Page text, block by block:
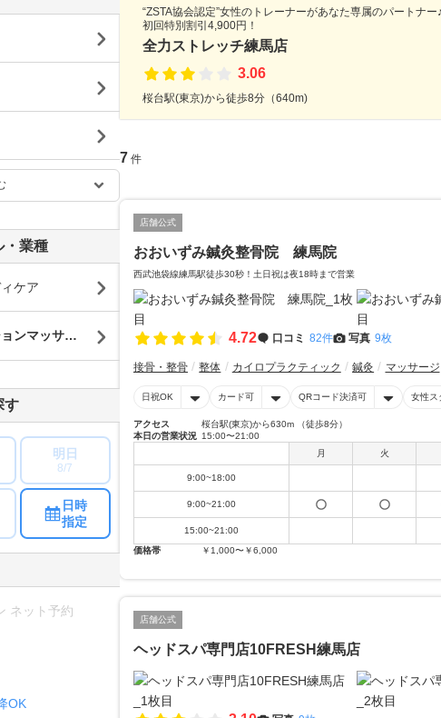
“ZSTA協会認定”女性のトレーナーがあなた専属のパートナー♪
初回特別割引4,900円！
全力ストレッチ練馬店
3.06
桜台駅(東京)から徒歩8分（640m)
7 件
店舗公式
おおいずみ鍼灸整骨院 練馬院
西武池袋線練馬駅徒歩30秒！土日祝は夜18時まで営業
4.72 口コミ 82件 写真 9枚
接骨・整骨 整体 カイロプラクティック 鍼灸 マッサージ
日祝OK カード可 QRコード決済可 女性ス
アクセス
桜台駅(東京)から630m （徒歩8分）
本日の営業状況 15:00〜21:00
月
火
9:00~18:00
9:00~21:00
15:00~21:00
価格帯
￥1,000〜￥6,000
店舗公式
ヘッドスパ専門店10FRESH練馬店
・業種
ケア
ンマッサージ
す
明日
8/7
日時
指定
ネット予約
OK